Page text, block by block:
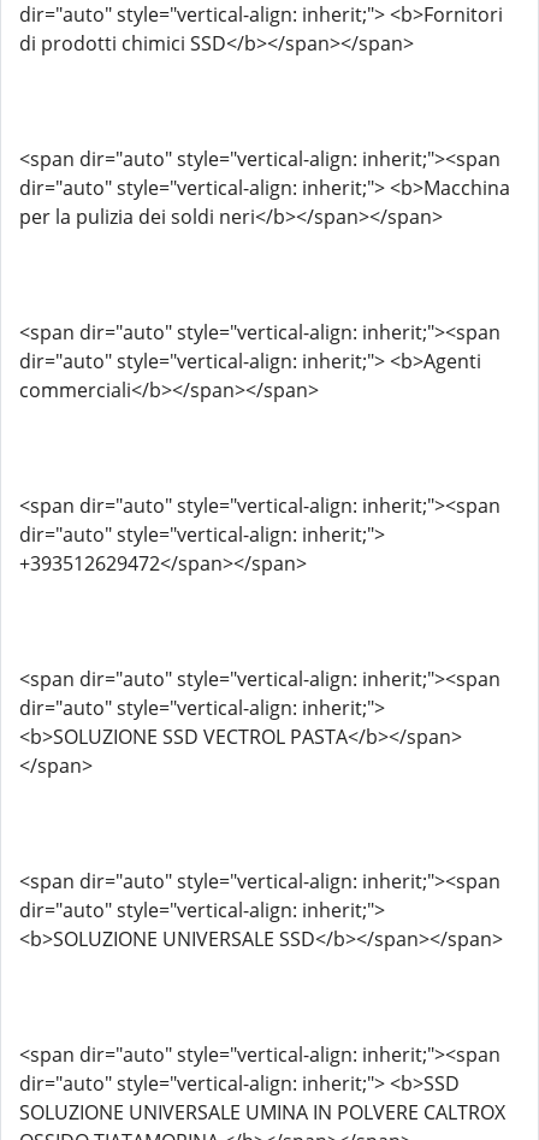
dir="auto" style="vertical-align: inherit;"> <b>Fornitori
di prodotti chimici SSD</b></span></span>
<span dir="auto" style="vertical-align: inherit;"><span
dir="auto" style="vertical-align: inherit;"> <b>Macchina
per la pulizia dei soldi neri</b></span></span>
<span dir="auto" style="vertical-align: inherit;"><span
dir="auto" style="vertical-align: inherit;"> <b>Agenti
commerciali</b></span></span>
<span dir="auto" style="vertical-align: inherit;"><span
dir="auto" style="vertical-align: inherit;">
+393512629472</span></span>
<span dir="auto" style="vertical-align: inherit;"><span
dir="auto" style="vertical-align: inherit;">
<b>SOLUZIONE SSD VECTROL PASTA</b></span>
</span>
<span dir="auto" style="vertical-align: inherit;"><span
dir="auto" style="vertical-align: inherit;">
<b>SOLUZIONE UNIVERSALE SSD</b></span></span>
<span dir="auto" style="vertical-align: inherit;"><span
dir="auto" style="vertical-align: inherit;"> <b>SSD
SOLUZIONE UNIVERSALE UMINA IN POLVERE CALTROX